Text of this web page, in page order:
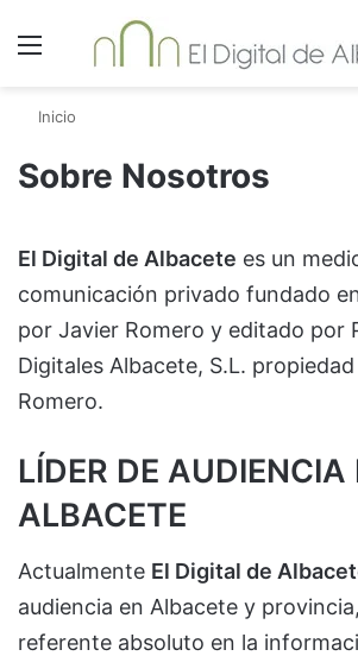
Menú
Inicio
Sobre Nosotros
El Digital de Albacete es un
comunicación privado fundado
por Javier Romero y editado por
Digitales Albacete, S.L.
Romero.
LÍDER DE AUDIENCIA
ALBACETE
Actualmente El Digital de
audiencia en Albacete y
referente absoluto en la